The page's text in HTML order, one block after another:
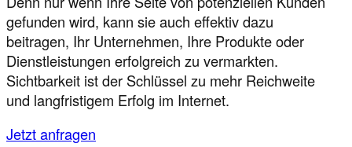
gefunden wird, kann sie auch effektiv dazu
beitragen, Ihr Unternehmen, Ihre Produkte oder
Dienstleistungen erfolgreich zu vermarkten.
Sichtbarkeit ist der Schlüssel zu mehr Reichweite
und langfristigem Erfolg im Internet.
Jetzt anfragen